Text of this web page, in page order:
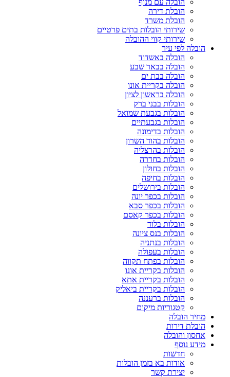
הובלת דירה
הובלת משרד
שירותי הובלות בתים פרטיים
שירותי קווי ההובלה
הובלה לפי עיר
הובלה באשדוד
הובלה בבאר שבע
הובלה בבת ים
הובלה בקריית אונו
הובלה בראשון לציון
הובלות בבני ברק
הובלות בגבעת שמואל
הובלות בגבעתיים
הובלות בדימונה
הובלות בהוד השרון
הובלות בהרצליה
הובלות בחדרה
הובלות בחולון
הובלות בחיפה
הובלות בירושלים
הובלות בכפר יונה
הובלות בכפר סבא
הובלות בכפר קאסם
הובלות בלוד
הובלות בנס ציונה
הובלות בנתניה
הובלות בעפולה
הובלות בפתח תקווה
הובלות בקריית אונו
הובלות בקריית אתא
הובלות בקריית ביאליק
הובלות ברעננה
קטגוריות מיקום
מחיר הובלה
הובלת דירות
אחסון והובלה
מידע נוסף
חדשות
אודות בא בזמן הובלות
יצירת קשר